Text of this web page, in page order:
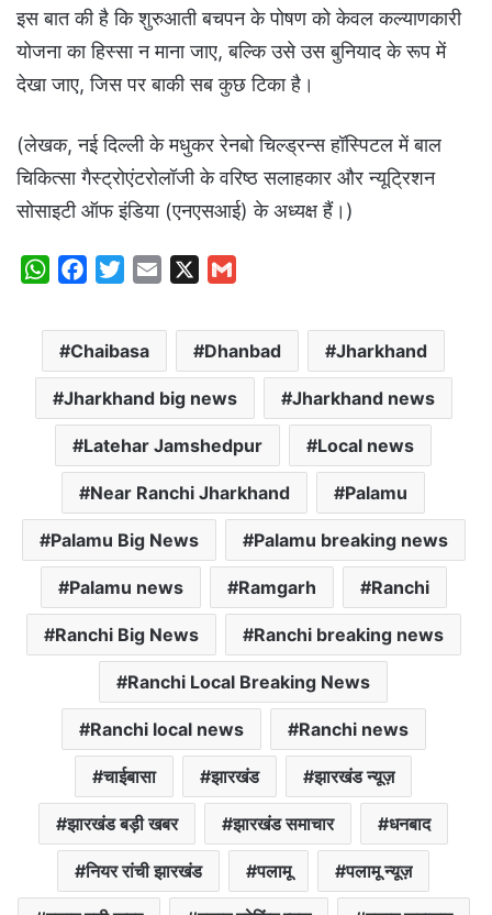
इस बात की है कि शुरुआती बचपन के पोषण को केवल कल्याणकारी
योजना का हिस्सा न माना जाए, बल्कि उसे उस बुनियाद के रूप में
देखा जाए, जिस पर बाकी सब कुछ टिका है।
(लेखक, नई दिल्ली के मधुकर रेनबो चिल्ड्रन्स हॉस्पिटल में बाल
चिकित्सा गैस्ट्रोएंटरोलॉजी के वरिष्ठ सलाहकार और न्यूट्रिशन
सोसाइटी ऑफ इंडिया (एनएसआई) के अध्यक्ष हैं।)
W
a
s
A
p
c
e
b
o
o
k
i
t
t
e
r
a
l
a
i
l
Chaibasa Dhanbad Jharkhand
Jharkhand big news Jharkhand news
Latehar Jamshedpur Local news
Near Ranchi Jharkhand Palamu
Palamu Big News Palamu breaking news
Palamu news Ramgarh Ranchi
Ranchi Big News Ranchi breaking news
Ranchi Local Breaking News
Ranchi local news Ranchi news
चाईबासा झारखंड झारखंड न्यूज़
झारखंड बड़ी खबर झारखंड समाचार धनबाद
नियर रांची झारखंड पलामू पलामू न्यूज़